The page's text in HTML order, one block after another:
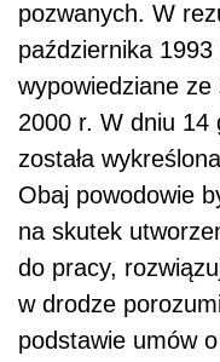
pozwanych. W
października 1993
wypowiedziane
2000 r. W dniu 14
została
Obaj powodowie
na skutek
do pracy,
w drodze
podstawie umów